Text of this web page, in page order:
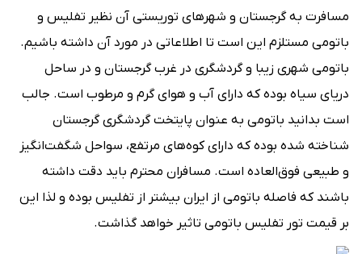
مسافرت به گرجستان و شهرهای توریستی آن نظیر تفلیس و
باتومی مستلزم این است تا اطلاعاتی در مورد آن داشته باشیم.
باتومی شهری زیبا و گردشگری در غرب گرجستان و در ساحل
دریای سیاه بوده که دارای آب و هوای گرم و مرطوب است. جالب
است بدانید باتومی به عنوان پایتخت گردشگری گرجستان
شناخته شده بوده که دارای کوه‌های مرتفع، سواحل شگفت‌انگیز
و طبیعی فوق‌العاده است. مسافران محترم باید دقت داشته
باشند که فاصله باتومی از ایران بیشتر از تفلیس بوده و لذا این
بر قیمت تور تفلیس باتومی تاثیر خواهد گذاشت.